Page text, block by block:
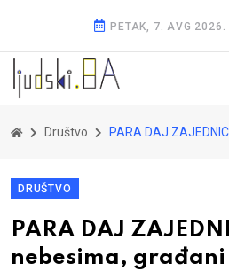
PETAK, 7. AVG 2026.
Društvo PARA DAJ ZAJEDNICI: Cijene u nebesima,
DRUŠTVO
PARA DAJ
nebesima,